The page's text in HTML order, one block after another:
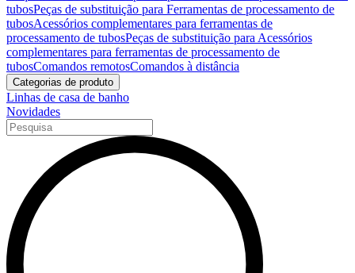
tubosPeças de substituição para Ferramentas de processamento de
tubosAcessórios complementares para ferramentas de
processamento de tubosPeças de substituição para Acessórios
complementares para ferramentas de processamento de
tubosComandos remotosComandos à distância
Categorias de produto
Linhas de casa de banho
Novidades